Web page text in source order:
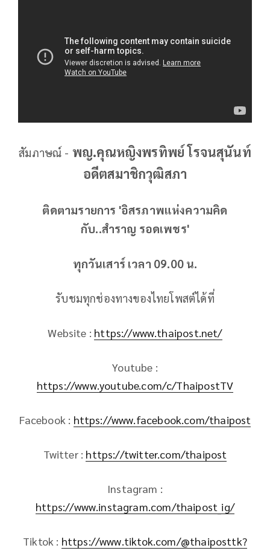
สัมภาษณ์ - พญ.คุณหญิงพรทิพย์ โรจนสุนันท์
อดีตสมาชิกวุฒิสภา
ติดตามรายการ 'อิสรภาพแห่งความคิด
กับ..สำราญ รอดเพชร'
ทุกวันเสาร์ เวลา 09.00 น.
รับชมทุกช่องทางของไทยโพสต์ได้ที่
Website : https://www.thaipost.net/
Youtube :
https://www.youtube.com/c/ThaipostTV
Facebook : https://www.facebook.com/thaipost
Twitter : https://twitter.com/thaipost
Instagram :
https://www.instagram.com/thaipost_ig/
Tiktok : https://www.tiktok.com/@thaiposttk?